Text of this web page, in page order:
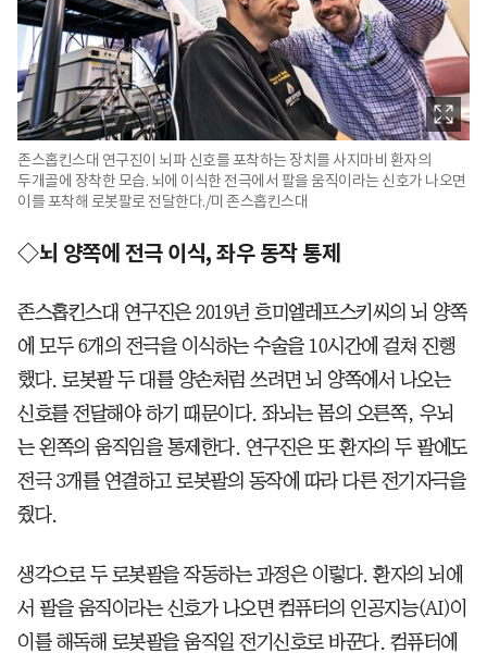
존스홉킨스대 연구진이 뇌파 신호를 포착하는 장치를 사지마비 환자의
두개골에 장착한 모습. 뇌에 이식한 전극에서 팔을 움직이라는 신호가 나오면
이를 포착해 로봇팔로 전달한다./미 존스홉킨스대
◇뇌 양쪽에 전극 이식, 좌우 동작 통제
존스홉킨스대 연구진은 2019년 흐미엘레프스키씨의 뇌 양쪽
에 모두 6개의 전극을 이식하는 수술을 10시간에 걸쳐 진행
했다. 로봇팔 두 대를 양손처럼 쓰려면 뇌 양쪽에서 나오는
신호를 전달해야 하기 때문이다. 좌뇌는 몸의 오른쪽, 우뇌
는 왼쪽의 움직임을 통제한다. 연구진은 또 환자의 두 팔에도
전극 3개를 연결하고 로봇팔의 동작에 따라 다른 전기자극을
줬다.
생각으로 두 로봇팔을 작동하는 과정은 이렇다. 환자의 뇌에
서 팔을 움직이라는 신호가 나오면 컴퓨터의 인공지능(AI)이
이를 해독해 로봇팔을 움직일 전기신호로 바꾼다. 컴퓨터에